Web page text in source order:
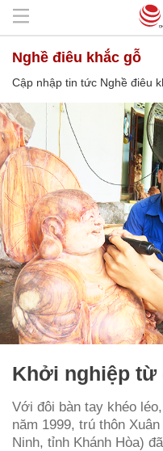
Nghề điêu khắc gỗ
Cập nhập tin tức Nghề điêu
Khởi nghiệp từ
Với đôi bàn tay khéo
năm 1999, trú thôn
Ninh, tỉnh Khánh Hòa)